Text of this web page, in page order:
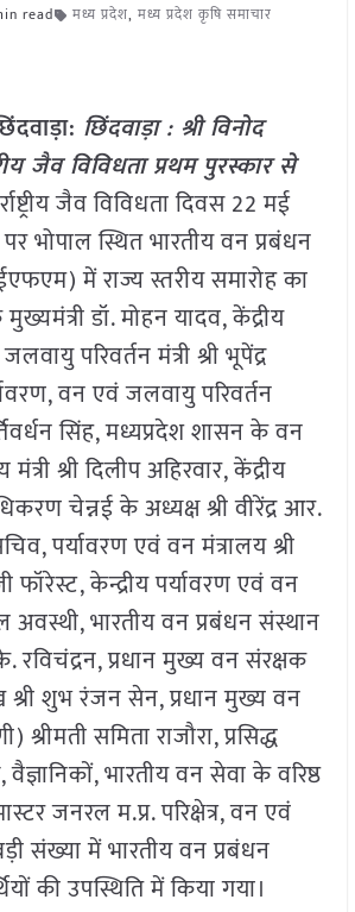
read मध्य प्रदेश, मध्य प्रदेश कृषि समाचार
छिंदवाड़ा : श्री विनोद
जैव विविधता प्रथम पुरस्कार से
जैव विविधता दिवस 22 मई
भोपाल स्थित भारतीय वन प्रबंधन
में राज्य स्तरीय समारोह का
डॉ. मोहन यादव, केंद्रीय
परिवर्तन मंत्री श्री भूपेंद्र
वन एवं जलवायु परिवर्तन
सिंह, मध्यप्रदेश शासन के वन
श्री दिलीप अहिरवार, केंद्रीय
चेन्नई के अध्यक्ष श्री वीरेंद्र आर.
पर्यावरण एवं वन मंत्रालय श्री
फॉरेस्ट, केन्द्रीय पर्यावरण एवं वन
अवस्थी, भारतीय वन प्रबंधन संस्थान
रविचंद्रन, प्रधान मुख्य वन संरक्षक
शुभ रंजन सेन, प्रधान मुख्य वन
श्रीमती समिता राजौरा, प्रसिद्ध
भारतीय वन सेवा के वरिष्ठ
जनरल म.प्र. परिक्षेत्र, वन एवं
संख्या में भारतीय वन प्रबंधन
की उपस्थिति में किया गया।